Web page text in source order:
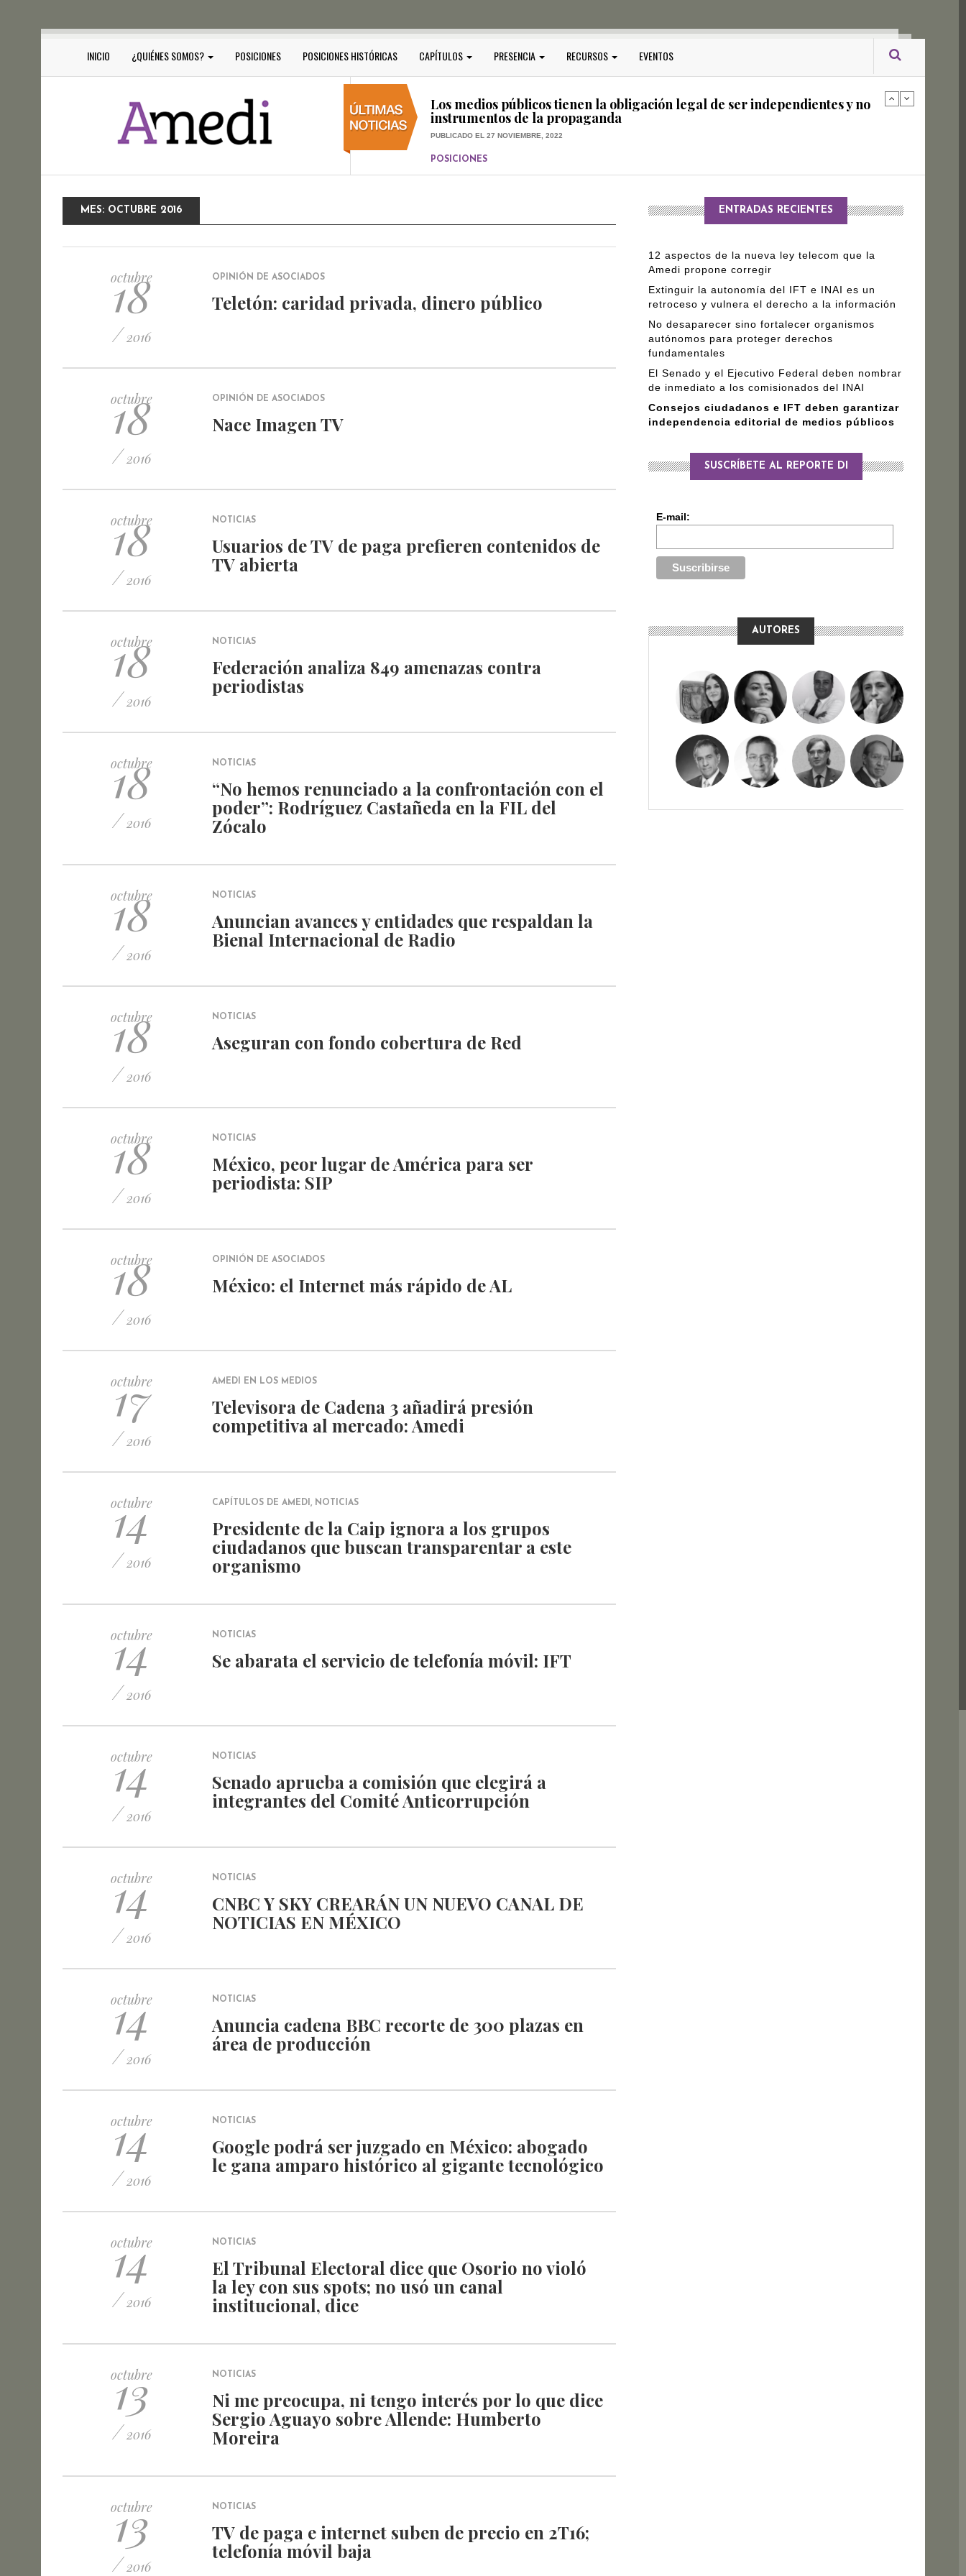
INICIO ¿QUIÉNES SOMOS? POSICIONES POSICIONES HISTÓRICAS CAPÍTULOS PRESENCIA RECURSOS EVENTOS
PUBLICADO EL 17 DICIEMBRE, 2022
Los medios públicos tienen la obligación legal de ser independientes y no
instrumentos de la propaganda
PUBLICADO EL 27 NOVIEMBRE, 2022
POSICIONES
Consejos ciudadanos e IFT deben garantizar independencia editorial de
MES: OCTUBRE 2016
octubre
18
/ 2016
OPINIÓN DE ASOCIADOS
Teletón: caridad privada, dinero público
octubre
18
/ 2016
OPINIÓN DE ASOCIADOS
Nace Imagen TV
octubre
18
/ 2016
NOTICIAS
Usuarios de TV de paga prefieren contenidos de
TV abierta
octubre
18
/ 2016
NOTICIAS
Federación analiza 849 amenazas contra
periodistas
octubre
18
/ 2016
NOTICIAS
“No hemos renunciado a la confrontación con el
poder”: Rodríguez Castañeda en la FIL del
Zócalo
octubre
18
/ 2016
NOTICIAS
Anuncian avances y entidades que respaldan la
Bienal Internacional de Radio
octubre
18
/ 2016
NOTICIAS
Aseguran con fondo cobertura de Red
octubre
18
/ 2016
NOTICIAS
México, peor lugar de América para ser
periodista: SIP
octubre
18
/ 2016
OPINIÓN DE ASOCIADOS
México: el Internet más rápido de AL
octubre
17
/ 2016
AMEDI EN LOS MEDIOS
Televisora de Cadena 3 añadirá presión
competitiva al mercado: Amedi
octubre
14
/ 2016
CAPÍTULOS DE AMEDI , NOTICIAS
Presidente de la Caip ignora a los grupos
ciudadanos que buscan transparentar a este
organismo
octubre
14
/ 2016
NOTICIAS
Se abarata el servicio de telefonía móvil: IFT
octubre
14
/ 2016
NOTICIAS
Senado aprueba a comisión que elegirá a
integrantes del Comité Anticorrupción
octubre
14
/ 2016
NOTICIAS
CNBC Y SKY CREARÁN UN NUEVO CANAL DE
NOTICIAS EN MÉXICO
octubre
14
/ 2016
NOTICIAS
Anuncia cadena BBC recorte de 300 plazas en
área de producción
octubre
14
/ 2016
NOTICIAS
Google podrá ser juzgado en México: abogado
le gana amparo histórico al gigante tecnológico
octubre
14
/ 2016
NOTICIAS
El Tribunal Electoral dice que Osorio no violó
la ley con sus spots; no usó un canal
institucional, dice
octubre
13
/ 2016
NOTICIAS
Ni me preocupa, ni tengo interés por lo que dice
Sergio Aguayo sobre Allende: Humberto
Moreira
octubre
13
/ 2016
NOTICIAS
TV de paga e internet suben de precio en 2T16;
telefonía móvil baja
ENTRADAS RECIENTES
12 aspectos de la nueva ley telecom que la
Amedi propone corregir
Extinguir la autonomía del IFT e INAI es un
retroceso y vulnera el derecho a la información
No desaparecer sino fortalecer organismos
autónomos para proteger derechos
fundamentales
El Senado y el Ejecutivo Federal deben nombrar
de inmediato a los comisionados del INAI
Consejos ciudadanos e IFT deben garantizar
independencia editorial de medios públicos
SUSCRÍBETE AL REPORTE DI
E-mail:
AUTORES